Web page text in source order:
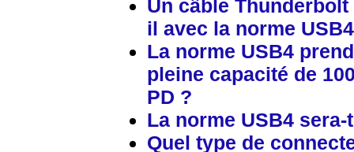
Un câble
il avec la norme
La norme USB4
pleine capacité de
PD ?
La norme USB4
Quel type de